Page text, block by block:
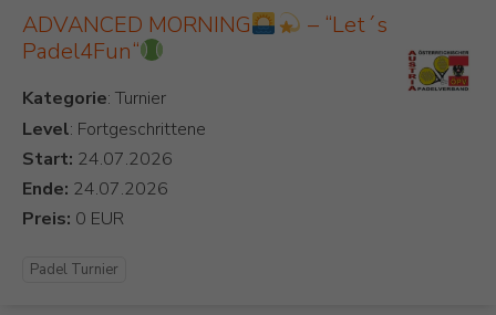
ADVANCED MORNING
– “Let´s
Padel4Fun“
Kategorie
Level: Fortgeschrittene
Start:
Ende:
Preis:
Padel Turnier